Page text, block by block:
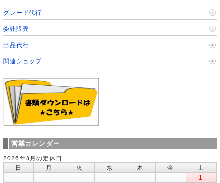
グレード代行
委託販売
出品代行
関連ショップ
営業カレンダー
2026年8月の定休日
日
月 火 水 木 金
土
1